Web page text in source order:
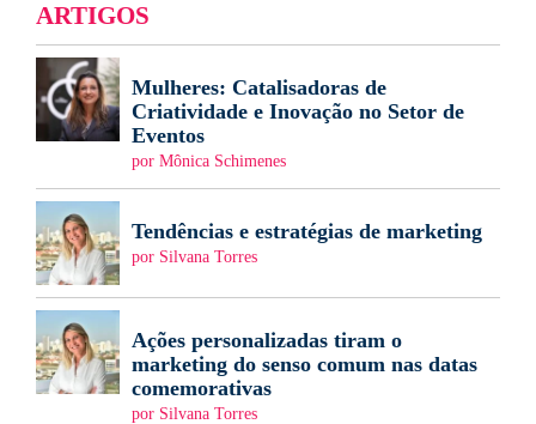
ARTIGOS
Mulheres: Catalisadoras de
Criatividade e Inovação no Setor de
Eventos
por Mônica Schimenes
Tendências e estratégias de marketing
por Silvana Torres
Ações personalizadas tiram o
marketing do senso comum nas datas
comemorativas
por Silvana Torres